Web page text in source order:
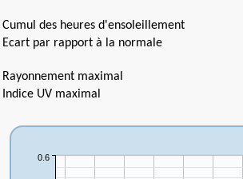
Cumul des heures d'ensoleillement
Ecart par rapport à la normale
Rayonnement maximal
Indice UV maximal